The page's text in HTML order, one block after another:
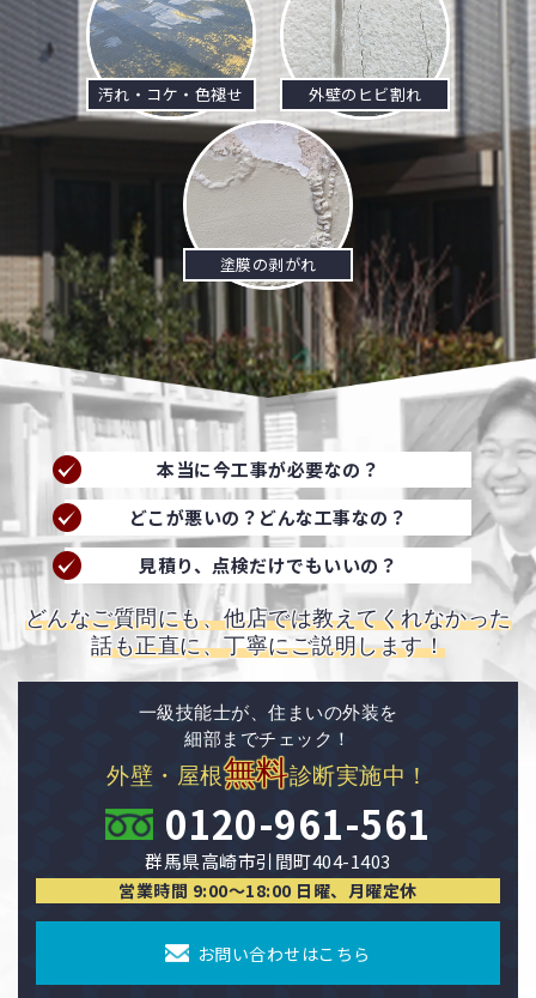
汚れ・コケ・色褪せ 外壁のヒビ割れ
塗膜の剥がれ
本当に今工事が必要なの？
どこが悪いの？どんな工事なの？
見積り、点検だけでもいいの？
どんなご質問にも、他店では教えてくれなかった
話も正直に、丁寧にご説明します！
一級技能士が、住まいの外装を
細部までチェック！
外壁・屋根無料診断実施中！
0120-961-561
群馬県高崎市引間町404-1403
営業時間 9:00〜18:00 日曜、月曜定休
お問い合わせはこちら